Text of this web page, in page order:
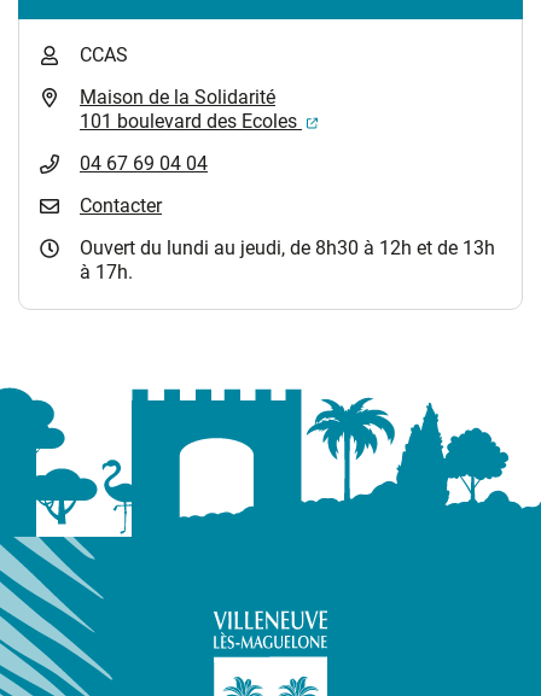
CCAS
Maison de la Solidarité
101 boulevard des Ecoles
(ouverture dans un
04 67 69 04 04
Contacter
Ouvert du lundi au jeudi, de 8h30 à 12h et de 13h
à 17h.